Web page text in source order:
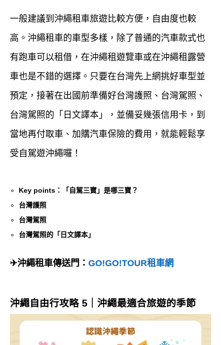
一般建議到沖繩租車旅遊比較方便，自由度也較
高。沖繩租車的車型多樣，除了普通的汽車款式也
有跑車可以租借，在沖繩租遊覽車或在沖繩租露營
車也是不錯的選擇。只要在台灣先上網挑好車型並
預定，接著在出國前準備好台灣護照、台灣駕照、
台灣駕照的「日文譯本」，並備妥幾張信用卡，到
當地再付取車、加購汽車保險的費用，就能輕鬆享
受自駕遊沖繩囉！
Key points：「自駕三寶」是哪三寶？
台灣護照
台灣駕照
台灣駕照的「日文譯本」
✈沖繩租車傳送門： GO!GO!TOUR租車網
沖繩自由行攻略 5｜ 沖繩最適合旅遊的季節